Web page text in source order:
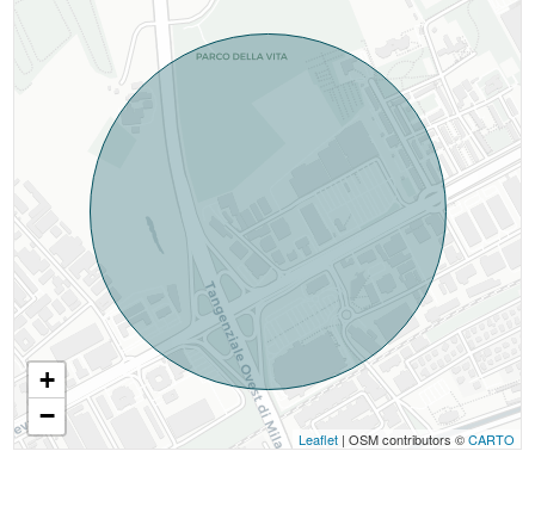
+
−
Leaflet| OSM contributors ©CARTO